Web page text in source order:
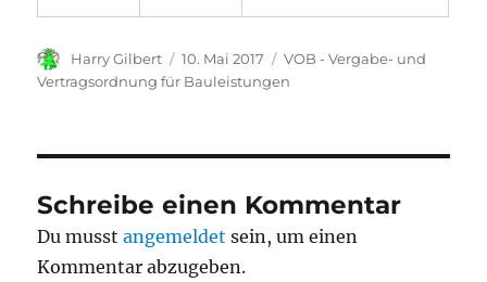
Autor
Harry Gilbert
Veröffentlicht
am
10. Mai 2017 Kategorien
VOB - Vergabe- und
Vertragsordnung für Bauleistungen
Schreibe einen Kommentar
Du musstangemeldet sein, um einen
Kommentar abzugeben.